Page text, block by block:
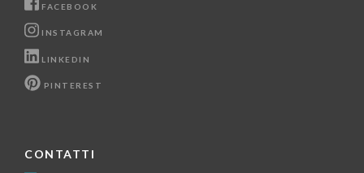
FACEBOOK
INSTAGRAM
LINKEDIN
PINTEREST
CONTATTI